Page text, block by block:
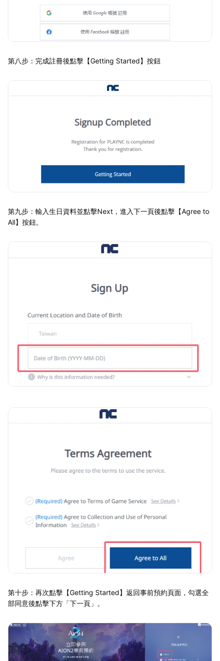
第八步：完成註冊後點擊【Getting Started】按鈕
第九步：輸入生日資料並點擊Next，進入下一頁後點擊【Agree to
All】按鈕。
第十步：再次點擊【Getting Started】返回事前預約頁面，勾選全
部同意後點擊下方「下一頁」。